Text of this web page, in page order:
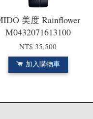
美度 Rainflower
M0432071613100
NT$ 35,500
加入購物車